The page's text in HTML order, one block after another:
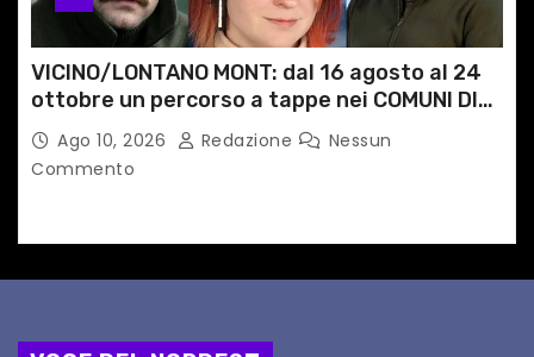
VICINO/LONTANO MONT: dal 16 agosto al 24
ottobre un percorso a tappe nei COMUNI DI
MONTAGNA DEL FVG
Ago 10, 2026 Redazione
Nessun
Commento